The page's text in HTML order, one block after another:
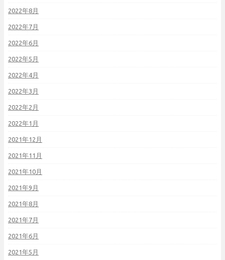
2022年8月
2022年7月
2022年6月
2022年5月
2022年4月
2022年3月
2022年2月
2022年1月
2021年12月
2021年11月
2021年10月
2021年9月
2021年8月
2021年7月
2021年6月
2021年5月